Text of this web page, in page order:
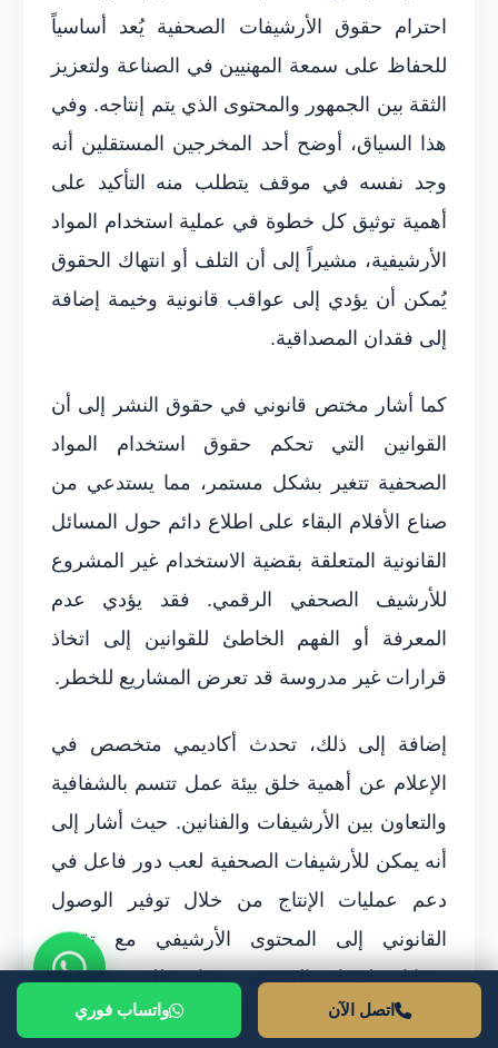
احترام حقوق الأرشيفات الصحفية يُعد أساسياً
للحفاظ على سمعة المهنيين في الصناعة ولتعزيز
الثقة بين الجمهور والمحتوى الذي يتم إنتاجه. وفي
هذا السياق، أوضح أحد المخرجين المستقلين أنه
وجد نفسه في موقف يتطلب منه التأكيد على
أهمية توثيق كل خطوة في عملية استخدام المواد
الأرشيفية، مشيراً إلى أن التلف أو انتهاك الحقوق
يُمكن أن يؤدي إلى عواقب قانونية وخيمة إضافة
إلى فقدان المصداقية.
كما أشار مختص قانوني في حقوق النشر إلى أن
القوانين التي تحكم حقوق استخدام المواد
الصحفية تتغير بشكل مستمر، مما يستدعي من
صناع الأفلام البقاء على اطلاع دائم حول المسائل
القانونية المتعلقة بقضية الاستخدام غير المشروع
للأرشيف الصحفي الرقمي. فقد يؤدي عدم
المعرفة أو الفهم الخاطئ للقوانين إلى اتخاذ
قرارات غير مدروسة قد تعرض المشاريع للخطر.
إضافة إلى ذلك، تحدث أكاديمي متخصص في
الإعلام عن أهمية خلق بيئة عمل تتسم بالشفافية
والتعاون بين الأرشيفات والفنانين. حيث أشار إلى
أنه يمكن للأرشيفات الصحفية لعب دور فاعل في
دعم عمليات الإنتاج من خلال توفير الوصول
القانوني إلى المحتوى الأرشيفي مع تقديم
ضمانات لحماية الحقوق. وهذا يتطلب نوعاً من
الشراكة التي تضمن أن كل من الطرفين يستفيد
اتصل الآن واتساب فوري